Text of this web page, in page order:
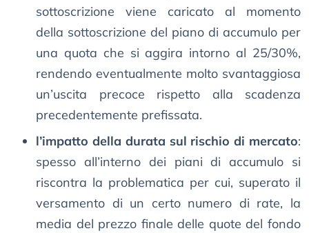
sottoscrizione viene caricato al momento
della sottoscrizione del piano di accumulo per
una quota che si aggira intorno al 25/30%,
rendendo eventualmente molto svantaggiosa
un’uscita precoce rispetto alla scadenza
precedentemente prefissata.
l’impatto della durata sul rischio di mercato:
spesso all’interno dei piani di accumulo si
riscontra la problematica per cui, superato il
versamento di un certo numero di rate, la
media del prezzo finale delle quote del fondo